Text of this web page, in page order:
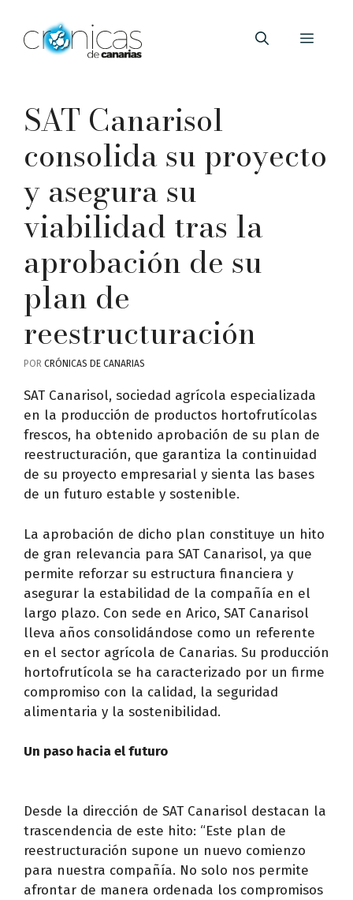
contenido
Menú
SAT Canarisol
consolida su proyecto
y asegura su
viabilidad tras la
aprobación de su
plan de
reestructuración
POR CRÓNICAS DE CANARIAS
SAT Canarisol, sociedad agrícola especializada
en la producción de productos hortofrutícolas
frescos, ha obtenido aprobación de su plan de
reestructuración, que garantiza la continuidad
de su proyecto empresarial y sienta las bases
de un futuro estable y sostenible.
La aprobación de dicho plan constituye un hito
de gran relevancia para SAT Canarisol, ya que
permite reforzar su estructura financiera y
asegurar la estabilidad de la compañía en el
largo plazo. Con sede en Arico, SAT Canarisol
lleva años consolidándose como un referente
en el sector agrícola de Canarias. Su producción
hortofrutícola se ha caracterizado por un firme
compromiso con la calidad, la seguridad
alimentaria y la sostenibilidad.
Un paso hacia el futuro
Desde la dirección de SAT Canarisol destacan la
trascendencia de este hito: “Este plan de
reestructuración supone un nuevo comienzo
para nuestra compañía. No solo nos permite
afrontar de manera ordenada los compromisos